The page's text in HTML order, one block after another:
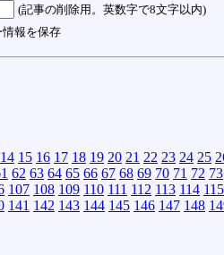
(記事の削除用。英数字で8文字以内)
情報を保存
14 15 16 17 18 19 20 21 22 23 24 25
62 63 64 65 66 67 68 69 70 71 72 73
107 108 109 110 111 112 113 114 115
141 142 143 144 145 146 147 148